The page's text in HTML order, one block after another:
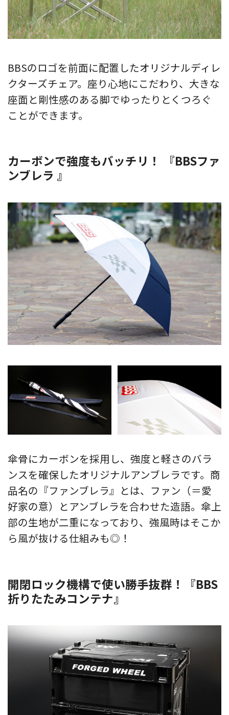
BBSのロゴを前面に配置したオリジナルディレ
クターズチェア。座り心地にこだわり、大きな
座面と剛性感のある脚でゆったりとくつろぐ
ことができます。
カーボンで強度もバッチリ！ 『BBSファ
ンブレラ 』
傘骨にカーボンを採用し、強度と軽さのバラ
ンスを確保したオリジナルアンブレラです。商
品名の『ファンブレラ』とは、ファン（＝愛
好家の意）とアンブレラを合わせた造語。傘上
部の生地が二重になっており、強風時はそこか
ら風が抜ける仕組みも◎！
開閉ロック機構で使い勝手抜群！『BBS
折りたたみコンテナ』